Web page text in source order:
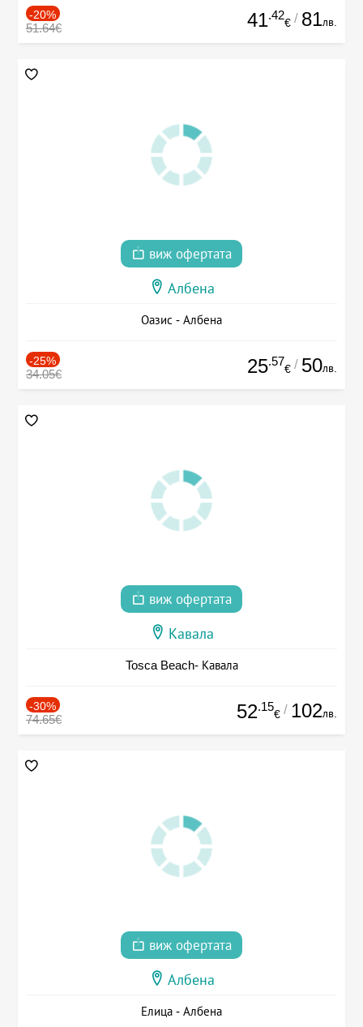
-20%
51.64€ 41.42
€ / 81лв.
виж офертата
Албена
Оазис - Албена
-25%
34.05€ 25.57
€ / 50лв.
виж офертата
Кавала
Tosca Beach- Кавала
-30%
74.65€ 52.15
€ / 102лв.
виж офертата
Албена
Елица - Албена